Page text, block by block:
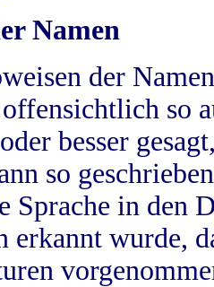
Namen
der
so
besser
so
Sprache in
erkannt wurde,